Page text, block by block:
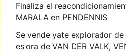
Finaliza el
MARALA en PENDENNIS
Se vende yate explorador
eslora de VAN DER VALK,